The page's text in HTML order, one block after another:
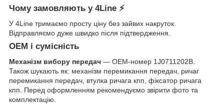
Чому замовляють у 4Line ⚡
У 4Line тримаємо просту ціну без зайвих накруток.
Відправляємо дуже швидко після підтвердження.
OEM і сумісність
Механізм вибору передач — OEM-номер 1J0711202B.
Також шукають як: механізм перемикання передач, ричаг
перемикання передач, втулка ричага кпп, фіксатор ричага
кпп. Перед оформленням рекомендуємо звірити фото та
комплектацію.